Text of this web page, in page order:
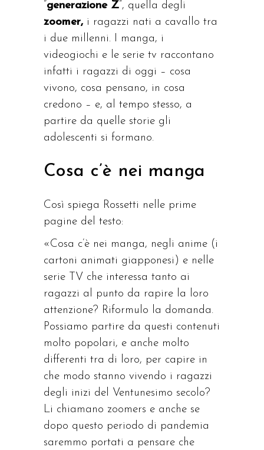
“generazione Z”, quella degli
zoomer, i ragazzi nati a cavallo tra
i due millenni. I manga, i
videogiochi e le serie tv raccontano
infatti i ragazzi di oggi – cosa
vivono, cosa pensano, in cosa
credono – e, al tempo stesso, a
partire da quelle storie gli
adolescenti si formano.
Cosa c’è nei manga
Così spiega Rossetti nelle prime
pagine del testo:
«Cosa c’è nei manga, negli anime (i
cartoni animati giapponesi) e nelle
serie TV che interessa tanto ai
ragazzi al punto da rapire la loro
attenzione? Riformulo la domanda.
Possiamo partire da questi contenuti
molto popolari, e anche molto
differenti tra di loro, per capire in
che modo stanno vivendo i ragazzi
degli inizi del Ventunesimo secolo?
Li chiamano zoomers e anche se
dopo questo periodo di pandemia
saremmo portati a pensare che